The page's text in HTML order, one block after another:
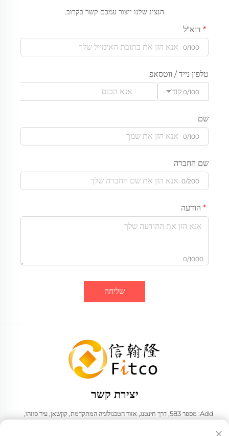
הנציג שלנו ייצור עמכם קשר בקרוב.
דוא"ל
0/100
טלפון נייד / ווטסאפ
קוד 0/100
שם
0/100
שם החברה
0/200
הודעה
0/1000
שליחה
יצירת קשר
Add: מספר 583, דרך חינטנג, אזור הטכנולוגיה המתקדמת, קוןשאן, עיר סוזהו,